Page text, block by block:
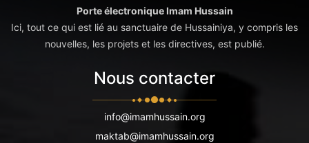
Porte électronique Imam Hussain
Ici, tout ce qui est lié au sanctuaire de Hussainiya, y compris les
nouvelles, les projets et les directives, est publié.
Nous contacter
info@imamhussain.org
maktab@imamhussain.org